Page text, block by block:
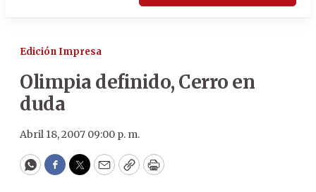
Edición Impresa
Olimpia definido, Cerro en
duda
Abril 18, 2007 09:00 p. m.
WhatsApp
Facebook
Twitter
EmailCopyPrint